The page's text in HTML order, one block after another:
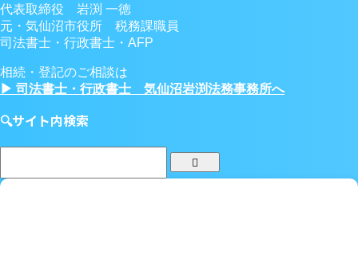
代表取締役 岩渕 一徳
元・気仙沼市役所 税務課職員
司法書士・行政書士・AFP
相続・登記のご相談は
▶ 司法書士・行政書士 気仙沼岩渕法務事務所へ
🔍サイト内検索